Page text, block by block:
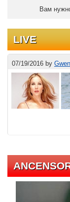
Вам
LIVE
07/19/2016 by